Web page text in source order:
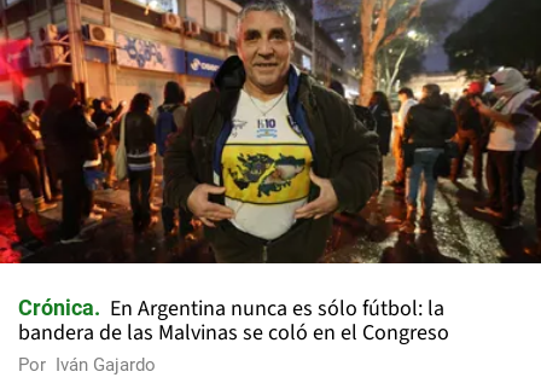
Crónica
En Argentina nunca es sólo fútbol: la
bandera de las Malvinas se coló en el Congreso
Por Iván Gajardo